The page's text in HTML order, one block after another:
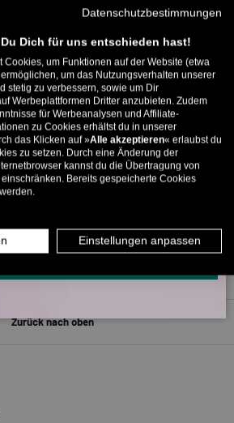
5315 Bewertungen
266
von
direkt per Mail zugeschickt.
deine erste Bestellung. Aufgepasst: Du
nur 1x wählen! 🤫
9% ab €100 11% ab €150 🔥
WHATSAPP? KEIN PROBLEM!
SCHICKE UNS DIE VORGESCHRIEBENE NACHRICHT,
Zurück nach oben
Datenschutzbestimmungen
Dich für uns entschieden hast!
Cookies, um Funktionen auf der Website (etwa
um das Nutzungsverhalten unserer
stetig zu verbessern, sowie um Dir
Werbeplattformen Dritter anzubieten. Zudem
für Werbeanalysen und Affiliate-
zu Cookies erhältst du in unserer
das Klicken auf »Alle akzeptieren« erlaubst du
zu setzen. Durch eine Änderung der
kannst du die Übertragung von
Bereits gespeicherte Cookies
Einstellungen anpassen